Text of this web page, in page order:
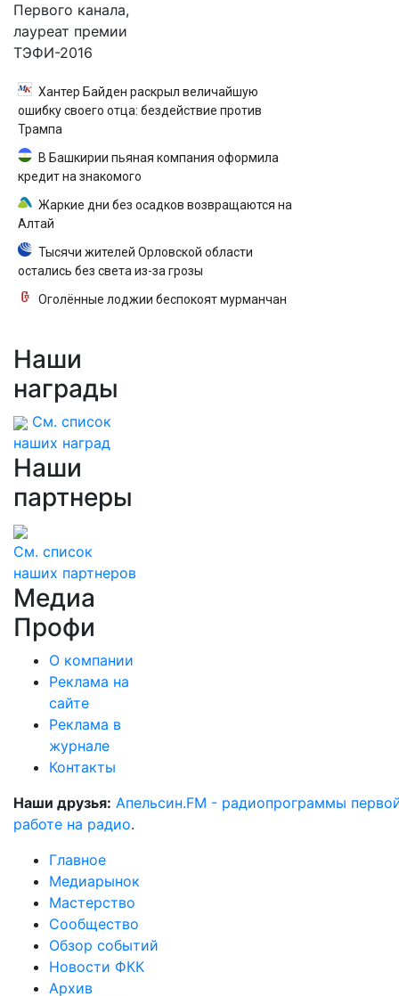
Первого канала,
лауреат премии
ТЭФИ-2016
Хантер Байден раскрыл величайшую
ошибку своего отца: бездействие против
Трампа
В Башкирии пьяная компания оформила
кредит на знакомого
Жаркие дни без осадков возвращаются на
Алтай
Тысячи жителей Орловской области
остались без света из-за грозы
Оголённые лоджии беспокоят мурманчан
Наши
награды
См. список
наших наград
Наши
партнеры
См. список
наших партнеров
Медиа
Профи
О компании
Реклама на
сайте
Реклама в
журнале
Контакты
Наши друзья: Апельсин.FM - радиопрограммы
работе на радио.
Главное
Медиарынок
Мастерство
Сообщество
Обзор событий
Новости ФКК
Архив